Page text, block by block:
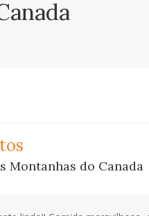
Montanhas do Canada